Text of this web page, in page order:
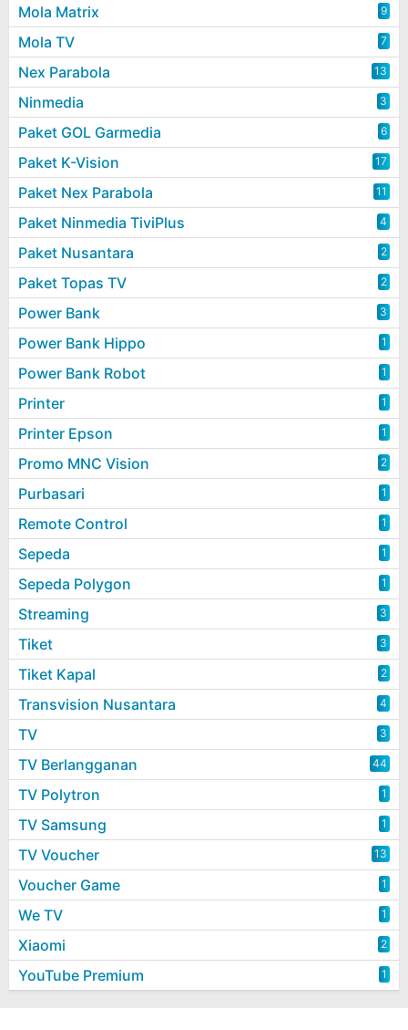
Mola Matrix 9
Mola TV 7
Nex Parabola 13
Ninmedia 3
Paket GOL Garmedia 6
Paket K-Vision 17
Paket Nex Parabola 11
Paket Ninmedia TiviPlus 4
Paket Nusantara 2
Paket Topas TV 2
Power Bank 3
Power Bank Hippo 1
Power Bank Robot 1
Printer 1
Printer Epson 1
Promo MNC Vision 2
Purbasari 1
Remote Control 1
Sepeda 1
Sepeda Polygon 1
Streaming 3
Tiket 3
Tiket Kapal 2
Transvision Nusantara 4
TV 3
TV Berlangganan 44
TV Polytron 1
TV Samsung 1
TV Voucher 13
Voucher Game 1
We TV 1
Xiaomi 2
YouTube Premium 1